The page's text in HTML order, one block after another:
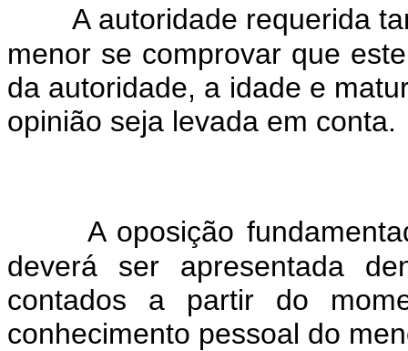
A autoridade requerida
menor se comprovar que
da autoridade, a idade e
opinião seja levada em conta.
A oposição
deverá ser apresentada
contados a partir do
conhecimento pessoal do